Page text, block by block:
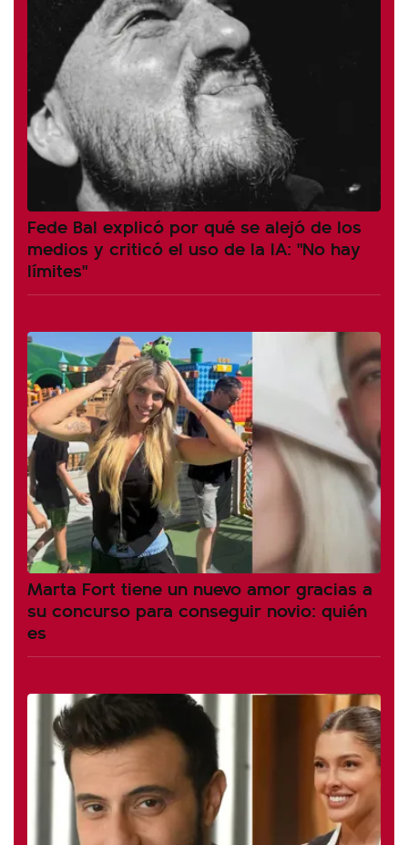
Fede Bal explicó por qué se alejó de los
medios y criticó el uso de la IA: "No hay
límites"
Marta Fort tiene un nuevo amor gracias a
su concurso para conseguir novio: quién
es